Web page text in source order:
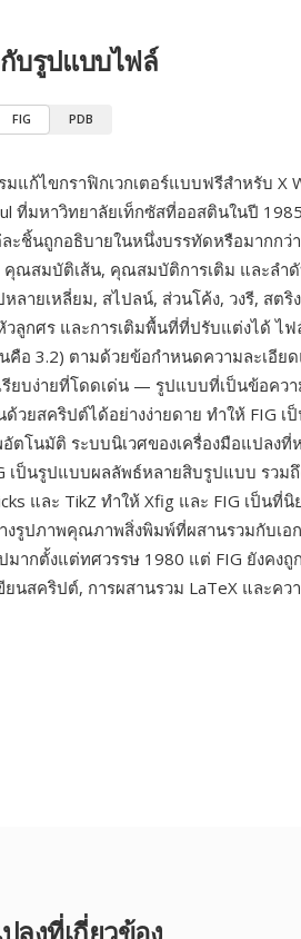
กับรูปแบบไฟล์
FIG PDB
มแก้ไขกราฟิกเวกเตอร์แบบฟรีสำหรับ X
ที่มหาวิทยาลัยเท็กซัสที่ออสตินในปี
ะชิ้นถูกอธิบายในหนึ่งบรรทัดหรือมากกว่
คุณสมบัติเส้น, คุณสมบัติการเติม และลำ
ลายเหลี่ยม, สไปลน์, ส่วนโค้ง, วงรี, สตริ
ลูกศร และการเติมพื้นที่ที่ปรับแต่งได้ ไฟ
อ 3.2) ตามด้วยข้อกำหนดความละเอีย
รียบง่ายที่โดดเด่น — รูปแบบที่เป็นข้อคว
วยสคริปต์ได้อย่างง่ายดาย ทำให้ FIG เ
ตโนมัติ ระบบนิเวศของเครื่องมือแปลงที่
เป็นรูปแบบผลลัพธ์หลายสิบรูปแบบ รวมถึ
และ TikZ ทำให้ Xfig และ FIG เป็นที่
รูปภาพคุณภาพสิ่งพิมพ์ที่ผสานรวมกับเอ
ากตั้งแต่ทศวรรษ 1980 แต่ FIG ยังคงถู
สคริปต์, การผสานรวม LaTeX และคว